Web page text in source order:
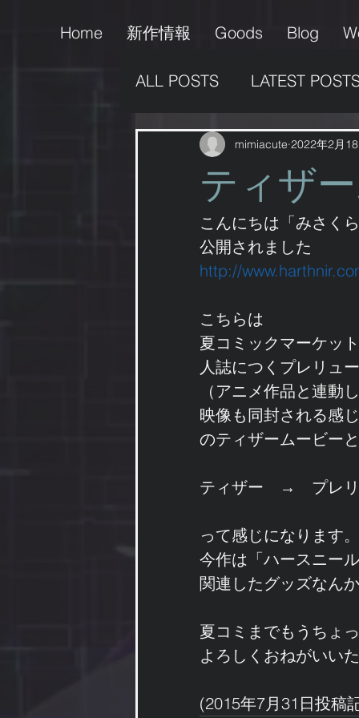
Home 新作情報 Goods Blog
ALL POSTS LATEST
販売情報 支援活動
作品の掲載 男の娘
ゲーム
ティザ
mimiacute 2022年2月
こんにちは「みさく
公開されました
http://
こちらは
夏コミックマーケッ
人誌につくプレリュ
（アニメ作品と連動
映像も同封される感
のティザームービー
ティザー　→　プレ
って感じになります。
今作は「ハースニー
関連したグッズなん
夏コミまでもうちょ
よろしくおねがいい
(2015年7月31日投稿